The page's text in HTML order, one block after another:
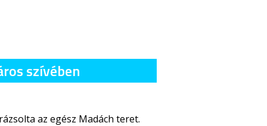
szívében
az egész Madách teret.